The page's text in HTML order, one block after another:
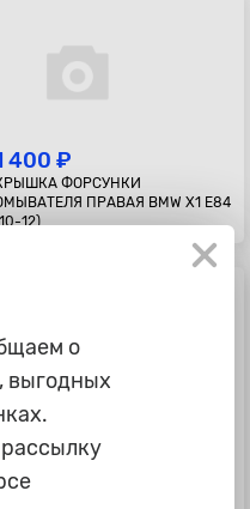
400 ₽
ФОРСУНКИ
ПРАВАЯ BMW X1 E84
12)
270 ₽
Опорные подшипники "СЭВИ"
ВАЗ 2108-099,2113-15,
о
выгодных